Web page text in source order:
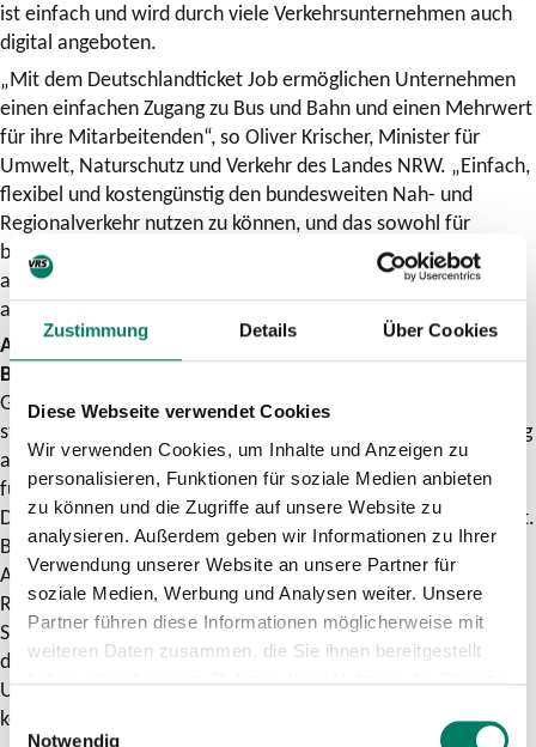
Zustimmung Details Über Cookies
Diese Webseite verwendet Cookies
Wir verwenden Cookies, um Inhalte und Anzeigen zu
personalisieren, Funktionen für soziale Medien anbieten
zu können und die Zugriffe auf unsere Website zu
analysieren. Außerdem geben wir Informationen zu Ihrer
Verwendung unserer Website an unsere Partner für
soziale Medien, Werbung und Analysen weiter. Unsere
Partner führen diese Informationen möglicherweise mit
weiteren Daten zusammen, die Sie ihnen bereitgestellt
Einwilligungsauswahl
Notwendig
ist einfach und wird durch viele Verkehrsunternehmen auch
digital angeboten.
„Mit dem Deutschlandticket Job ermöglichen Unternehmen
einen einfachen Zugang zu Bus und Bahn und einen Mehrwert
für ihre Mitarbeitenden“, so Oliver Krischer, Minister für
Umwelt, Naturschutz und Verkehr des Landes NRW. „Einfach,
flexibel und kostengünstig den bundesweiten Nah- und
Regionalverkehr nutzen zu können, und das sowohl für
berufliche Fahrten als auch in der Freizeit, ist ein sehr
attraktives Angebot. Je mehr Unternehmen das Ticket
anbieten, desto klimafreundlicher wird die Mobilität.“
Attraktive Kostenmodelle für Unternehmen und
Beschäftigte
Gut zu wissen: Zuschüsse für das Deutschlandticket Job sind
steuer- und sozialversicherungsfrei und lassen sich vollständig
als Betriebsausgaben absetzen. Dass gleichzeitig die Kosten
für Dienstreisen, Parkraumbereitstellung und
Dienstwagenangebote sinken, ist ein weiterer positiver Effekt.
Bei einem Zuschuss von mindestens 25 Prozent durch den
Arbeitgeber legt das Verkehrsunternehmen fünf Prozent
Rabatt zusätzlich obendrauf. Für Beschäftigte bedeutet das:
Sie zahlen statt 49 Euro maximal 34,30 Euro pro Monat für
das Deutschlandticket Job. Auch höhere Zuschüsse der
Unternehmen sind möglich, einige bieten sogar eine
komplette Kostenübernahme an.